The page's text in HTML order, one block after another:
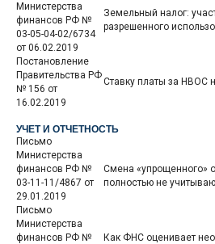
Министерства
финансов РФ №
03-05-04-02/6734
от 06.02.2019
Земельный налог:
разрешенного
Постановление
Правительства РФ
№ 156 от
16.02.2019
Ставку платы за НВОС
УЧЕТ И ОТЧЕТНОСТЬ
Письмо
Министерства
финансов РФ №
03-11-11/4867 от
29.01.2019
Смена «упрощенного»
полностью не
Письмо
Министерства
финансов РФ №
Как ФНС оценивает